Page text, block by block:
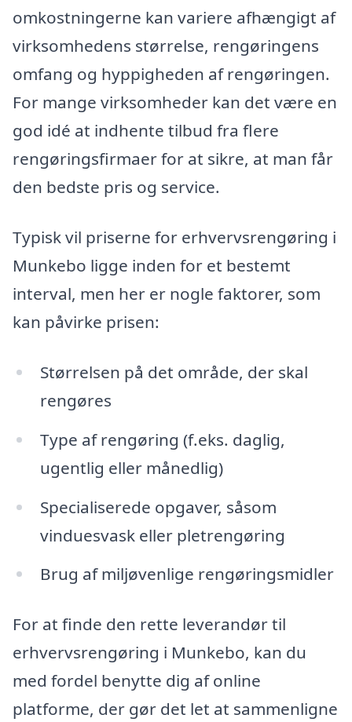
omkostningerne kan variere afhængigt af
virksomhedens størrelse, rengøringens
omfang og hyppigheden af rengøringen.
For mange virksomheder kan det være en
god idé at indhente tilbud fra flere
rengøringsfirmaer for at sikre, at man får
den bedste pris og service.
Typisk vil priserne for erhvervsrengøring i
Munkebo ligge inden for et bestemt
interval, men her er nogle faktorer, som
kan påvirke prisen:
Størrelsen på det område, der skal
rengøres
Type af rengøring (f.eks. daglig,
ugentlig eller månedlig)
Specialiserede opgaver, såsom
vinduesvask eller pletrengøring
Brug af miljøvenlige rengøringsmidler
For at finde den rette leverandør til
erhvervsrengøring i Munkebo, kan du
med fordel benytte dig af online
platforme, der gør det let at sammenligne